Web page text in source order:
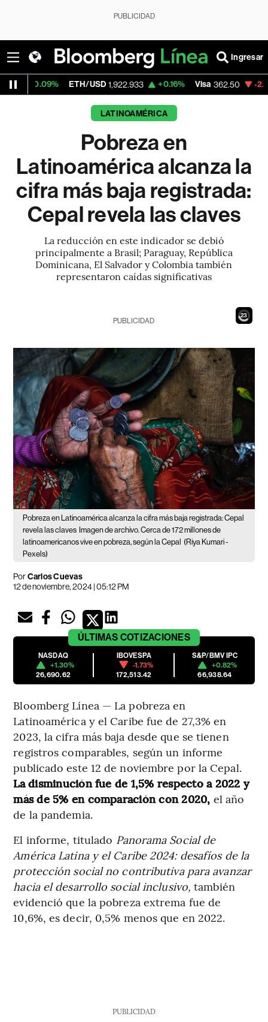
PUBLICIDAD
Ingresar
ETH/USD 1,922.933 +0.16% Visa 362.50 -2.15%
LATINOAMÉRICA
Pobreza en
Latinoamérica alcanza la
cifra más baja registrada:
Cepal revela las claves
La reducción en este indicador se debió
principalmente a Brasil; Paraguay, República
Dominicana, El Salvador y Colombia también
representaron caídas significativas
21
PUBLICIDAD
Pobreza en Latinoamérica alcanza la cifra más baja registrada: Cepal
revela las claves Imagen de archivo. Cerca de 172 millones de
latinoamericanos vive en pobreza, según la Cepal (Riya Kumari -
Pexels)
PorCarlos Cuevas
12 de noviembre, 2024 | 05:12 PM
ÚLTIMAS COTIZACIONES
NASDAQ
+1.30%
26,690.62
IBOVESPA
-1.73%
172,513.42
S&P/BMV IPC
+0.82%
66,938.64
Bloomberg Línea — La pobreza en
Latinoamérica y el Caribe fue de 27,3% en
2023, la cifra más baja desde que se tienen
registros comparables, según un informe
publicado este 12 de noviembre por la Cepal.
La disminución fue de 1,5% respecto a 2022 y
más de 5% en comparación con 2020, el año
de la pandemia.
El informe, titulado Panorama Social de
América Latina y el Caribe 2024: desafíos de la
protección social no contributiva para avanzar
hacia el desarrollo social inclusivo, también
evidenció que la pobreza extrema fue de
10,6%, es decir, 0,5% menos que en 2022.
PUBLICIDAD